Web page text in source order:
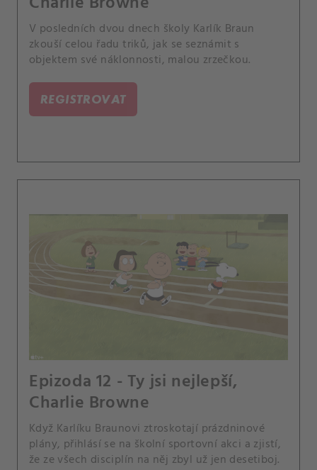
V posledních dvou dnech školy Karlík Braun
zkouší celou řadu triků, jak se seznámit s
objektem své náklonnosti, malou zrzečkou.
REGISTROVAT
Epizoda 12 - Ty jsi nejlepší,
Charlie Browne
Když Karlíku Braunovi ztroskotají prázdninové
plány, přihlásí se na školní sportovní akci a zjistí,
že ze všech disciplín na něj zbyl už jen desetiboj.